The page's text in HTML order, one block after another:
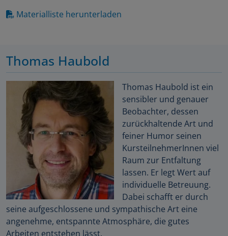
Materialliste herunterladen
Thomas Haubold
Thomas Haubold ist ein
sensibler und genauer
Beobachter, dessen
zurückhaltende Art und
feiner Humor seinen
KursteilnehmerInnen viel
Raum zur Entfaltung
lassen. Er legt Wert auf
individuelle Betreuung.
Dabei schafft er durch
seine aufgeschlossene und sympathische Art eine
angenehme, entspannte Atmosphäre, die gutes
Arbeiten entstehen lässt.